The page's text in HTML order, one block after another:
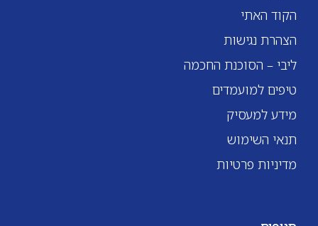
הקוד האתי
הצהרת נגישות
ליבי – הסוכנת החכמה
טיפים למועמדים
מידע למעסיק
תנאי השימוש
מדיניות פרטיות